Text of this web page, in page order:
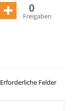
0
Freigaben
Erforderliche Felder